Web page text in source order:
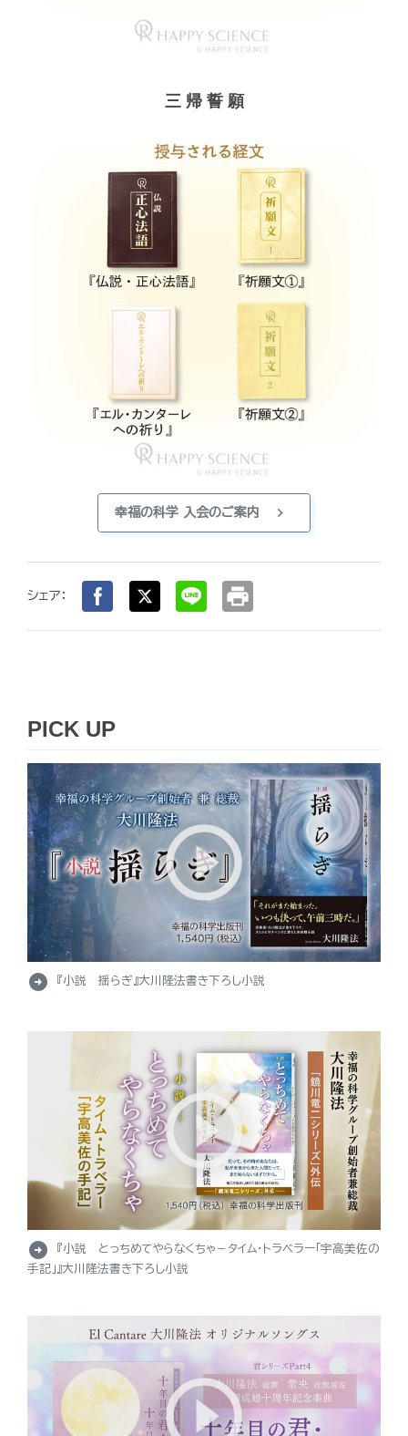
三 帰 誓 願
幸福の科学 入会のご案内 chevron_right
シェア： print
PICK UP
arrow_circle_right 『小説 揺らぎ』大川隆法書き下ろし小説
arrow_circle_right
『小説 とっちめてやらなくちゃ－タイム・トラベラー「宇高美佐の
手記」』大川隆法書き下ろし小説